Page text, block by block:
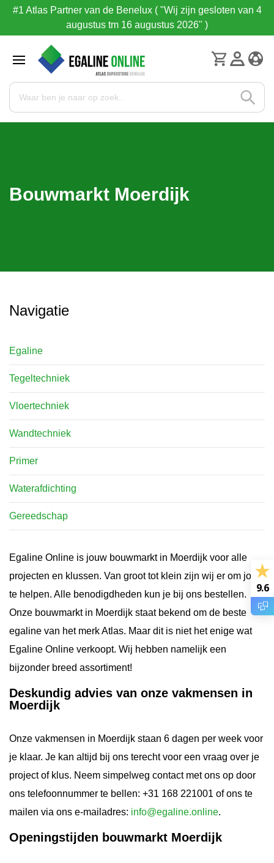
#1 Atlas Partner van de Benelux ( "Wij zijn gesloten van 4
augustus tm 16 augustus 2026" )
Bouwmarkt Moerdijk
Navigatie
Egaline
Tegeltechniek
Vloertechniek
Wandtechniek
Primer
Waterafdichting
Gereedschap
Egaline Online is jouw bouwmarkt in Moerdijk voor alle
projecten en klussen. Van groot tot klein zijn wij er om jou
te helpen. Alle benodigdheden kun je bij ons bestellen.
Onze bouwmarkt in Moerdijk staat bekend om de beste
egaline van het merk Atlas. Maar dit is niet het enige wat
Egaline Online verkoopt. Wij hebben namelijk een
bijzonder breed assortiment!
Deskundig advies van onze vakmensen in
Moerdijk
Onze vakmensen in Moerdijk staan 6 dagen per week voor
je klaar. Je kan altijd bij ons terecht voor een vraag over je
project of klus. Neem simpelweg contact met ons op door
ons telefoonnummer te bellen: +31 168 221001 of ons te
mailen via ons e-mailadres: info@egaline.online.
Openingstijden bouwmarkt Moerdijk
9.6